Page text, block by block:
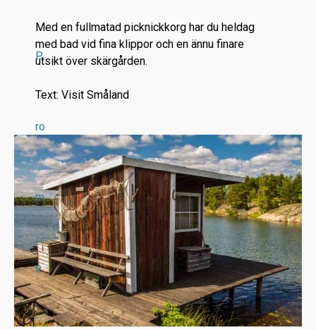
P
ro
m
e
Med en fullmatad picknickkorg har du heldag
med bad vid fina klippor och en ännu finare
utsikt över skärgården.
Text: Visit Småland